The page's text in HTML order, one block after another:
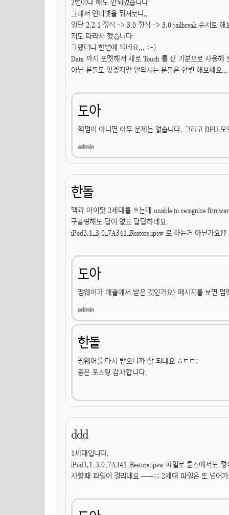
2번이나 해도 안되었습니다
그래서 인터넷을 뒤져보니..
일단 2.2.1 정식 -> 3.0 정식 -> 3.0 jailbreak 순서로 해
저도 따라서 했습니다
그랬더니 한번에 되네요... :-)
Data 까지 포멧해서 새로 Touch 를 산 기분으로 사용해
아닌 분들도 있겠지만 안되시는 분들은 한번 해보세요...
도아
핵펌이 아니면 아무 문제는 없습니다. 그리고 DFU
한돌
맥과 아이팟 2세대를 쓰는데 unable to recognize
구글링해도 답이 없고 답답하네요.
iPod2,1_3.0_7A341_Restore.ipsw 로 하는거 아닌가요??
도아
펌웨어가 애플에서 받은 것인가요? 메시지를 보면 펌
한돌
펌웨어를 다시 받으니까 잘 되네요 ㅎㄷㄷ;
좋은 포스팅 감사합니다.
ddd
1세대입니다.
iPod1,1_3.0_7A341_Restore.ipsw 파일로 튠스에서도
사할때 파일이 걸리네요 ㅡㅡ;; 2세대 파일은 또 넘어